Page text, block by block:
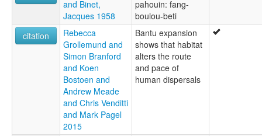
and Binet,
Jacques 1958
pahouin: fang-
boulou-beti
citation
Rebecca
Grollemund and
Simon Branford
and Koen
Bostoen and
Andrew Meade
and Chris Venditti
and Mark Pagel
2015
Bantu expansion
shows that habitat
alters the route
and pace of
human dispersals